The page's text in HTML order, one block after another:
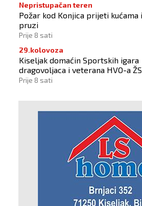
Nepristupačan teren
Požar kod Konjica prijeti kućama i
pruzi
Prije 8 sati
29.kolovoza
Kiseljak domaćin Sportskih igara
dragovoljaca i veterana HVO-a
Dana branitelja
Prije 8 sati